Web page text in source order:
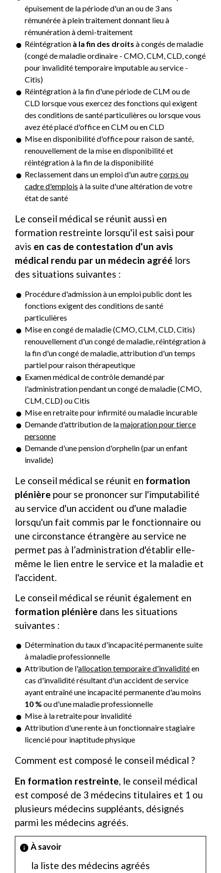
épuisement de la période d'un an ou de 3 ans
rémunérée à plein traitement donnant lieu à
rémunération à demi-traitement
Réintégration à la fin des droits à congés de maladie
(congé de maladie ordinaire - CMO, CLM, CLD, congé
pour invalidité temporaire imputable au service -
Citis)
Réintégration à la fin d'une période de CLM ou de
CLD lorsque vous exercez des fonctions qui exigent
des conditions de santé particulières ou lorsque vous
avez été placé d'office en CLM ou en CLD
Mise en disponibilité d'office pour raison de santé,
renouvellement de la mise en disponibilité et
réintégration à la fin de la disponibilité
Reclassement dans un emploi d'un autrecorps ou
cadre d'emplois à la suite d'une altération de votre
état de santé
Le conseil médical se réunit aussi en
formation restreinte lorsqu'il est saisi pour
avis en cas de contestation d'un avis
médical rendu par un médecin agréé lors
des situations suivantes :
Procédure d'admission à un emploi public dont les
fonctions exigent des conditions de santé
particulières
Mise en congé de maladie (CMO, CLM, CLD, Citis)
renouvellement d'un congé de maladie, réintégration à
la fin d'un congé de maladie, attribution d'un temps
partiel pour raison thérapeutique
Examen médical de contrôle demandé par
l'administration pendant un congé de maladie (CMO,
CLM, CLD) ou Citis
Mise en retraite pour infirmité ou maladie incurable
Demande d'attribution de lamajoration pour tierce
personne
Demande d'une pension d'orphelin (par un enfant
invalide)
Le conseil médical se réunit en formation
plénière pour se prononcer sur l'imputabilité
au service d'un accident ou d'une maladie
lorsqu'un fait commis par le fonctionnaire ou
une circonstance étrangère au service ne
permet pas à l’administration d'établir elle-
même le lien entre le service et la maladie et
l'accident.
Le conseil médical se réunit également en
formation plénière dans les situations
suivantes :
Détermination du taux d'incapacité permanente suite
à maladie professionnelle
Attribution de l'allocation temporaire d'invaliditéen
cas d'invalidité résultant d'un accident de service
ayant entraîné une incapacité permanente d'au moins
10 % ou d'une maladie professionnelle
Mise à la retraite pour invalidité
Attribution d'une rente à un fonctionnaire stagiaire
licencié pour inaptitude physique
Comment est composé le conseil médical ?
En formation restreinte, le conseil médical
est composé de 3 médecins titulaires et 1 ou
plusieurs médecins suppléants, désignés
parmi les médecins agréés.
info À savoir
la liste des médecins agréés